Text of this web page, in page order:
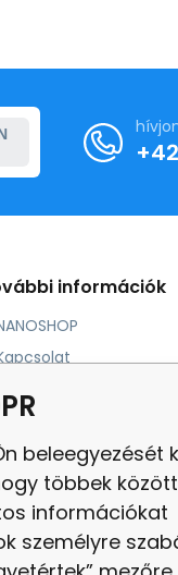
információk
szervezetek
beleegyezését
többek
információkat
személyre